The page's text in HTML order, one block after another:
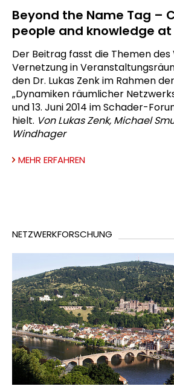
Beyond the Name Tag –
people and knowledge
Der Beitrag fasst die Themen des
Vernetzung in
den Dr. Lukas Zenk im Rahmen
„Dynamiken räumlicher
und 13. Juni 2014 im Schader-
hielt. Von Lukas Zenk, Michael
Windhager
MEHR ERFAHREN
NETZWERKFORSCHUNG